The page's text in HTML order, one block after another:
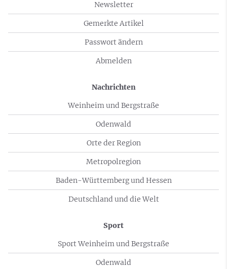
Newsletter
Gemerkte Artikel
Passwort ändern
Abmelden
Nachrichten
Weinheim und Bergstraße
Odenwald
Orte der Region
Metropolregion
Baden-Württemberg und Hessen
Deutschland und die Welt
Sport
Sport Weinheim und Bergstraße
Odenwald